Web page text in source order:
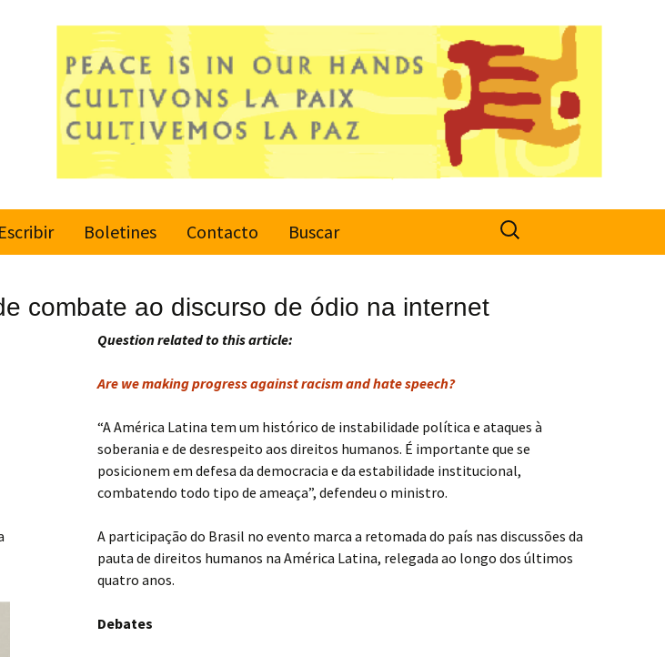
Escribir
Boletines
Suscribir o
desuscribir
Contacto Buscar
Search
for:
combate ao discurso de ódio na internet
Question related to this article:
Are we making progress against racism and hate speech?
“A América Latina tem um histórico de instabilidade política e ataques à
soberania e de desrespeito aos direitos humanos. É importante que se
posicionem em defesa da democracia e da estabilidade institucional,
combatendo todo tipo de ameaça”, defendeu o ministro.
A participação do Brasil no evento marca a retomada do país nas discussões da
pauta de direitos humanos na América Latina, relegada ao longo dos últimos
quatro anos.
Debates